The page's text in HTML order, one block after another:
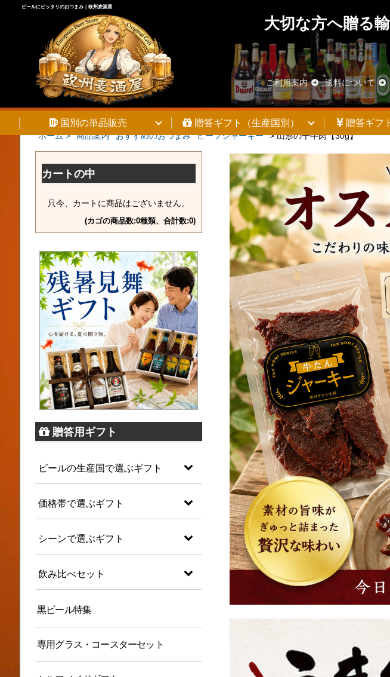
ビールにピッタリのおつまみ｜欧州麦酒屋
大切な方へ贈る
ご利用案内 送料について
国別の単品販売 贈答ギフト（生産国別） 贈答ギフ
ホーム > 商品案内 おすすめのおつまみ ビーフジャーキー >山形の干牛肉【30g】
カートの中
只今、カートに商品はございません。
(カゴの商品数:0種類、合計数:0)
贈答用ギフト
ビールの生産国で選ぶギフト
価格帯で選ぶギフト
シーンで選ぶギフト
飲み比べセット
黒ビール特集
専用グラス・コースターセット